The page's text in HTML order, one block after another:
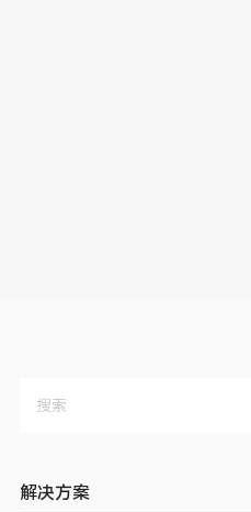
解决方案